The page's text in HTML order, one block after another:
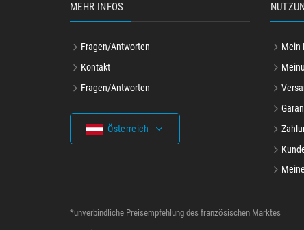
MEHR INFOS
Fragen/Antworten
Kontakt
Fragen/Antworten
Österreich
Mein
*unverbindliche Preisempfehlung des französischen Marktes